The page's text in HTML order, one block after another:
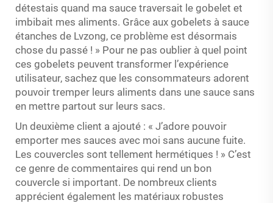
détestais quand ma sauce traversait le gobelet et
imbibait mes aliments. Grâce aux gobelets à sauce
étanches de Lvzong, ce problème est désormais
chose du passé ! » Pour ne pas oublier à quel point
ces gobelets peuvent transformer l’expérience
utilisateur, sachez que les consommateurs adorent
pouvoir tremper leurs aliments dans une sauce sans
en mettre partout sur leurs sacs.
Un deuxième client a ajouté : « J’adore pouvoir
emporter mes sauces avec moi sans aucune fuite.
Les couvercles sont tellement hermétiques ! » C’est
ce genre de commentaires qui rend un bon
couvercle si important. De nombreux clients
apprécient également les matériaux robustes